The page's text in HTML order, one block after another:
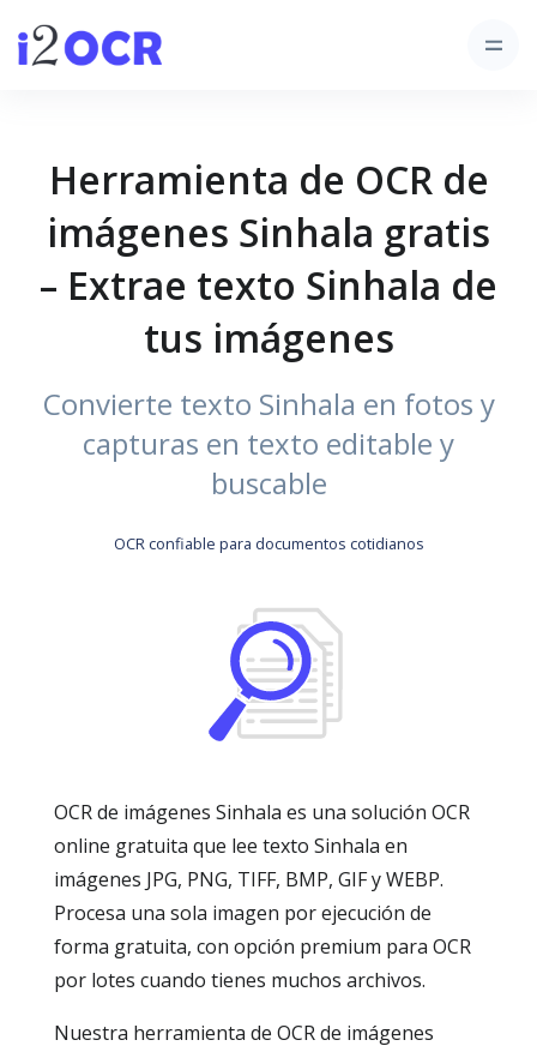
Herramienta de OCR de
imágenes Sinhala gratis
– Extrae texto Sinhala de
tus imágenes
Convierte texto Sinhala en fotos y
capturas en texto editable y
buscable
OCR confiable para documentos cotidianos
OCR de imágenes Sinhala es una solución OCR
online gratuita que lee texto Sinhala en
imágenes JPG, PNG, TIFF, BMP, GIF y WEBP.
Procesa una sola imagen por ejecución de
forma gratuita, con opción premium para OCR
por lotes cuando tienes muchos archivos.
Nuestra herramienta de OCR de imágenes